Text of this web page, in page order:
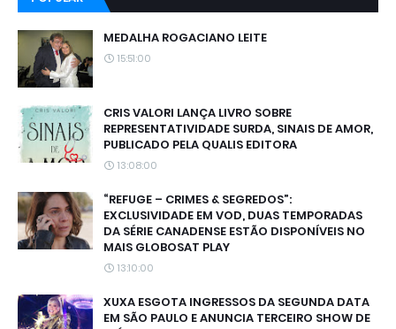
MEDALHA ROGACIANO LEITE
15:51:00
CRIS VALORI LANÇA LIVRO SOBRE
REPRESENTATIVIDADE SURDA, SINAIS DE AMOR,
PUBLICADO PELA QUALIS EDITORA
13:08:00
“REFUGE – CRIMES & SEGREDOS”:
EXCLUSIVIDADE EM VOD, DUAS TEMPORADAS
DA SÉRIE CANADENSE ESTÃO DISPONÍVEIS NO
MAIS GLOBOSAT PLAY
13:10:00
XUXA ESGOTA INGRESSOS DA SEGUNDA DATA
EM SÃO PAULO E ANUNCIA TERCEIRO SHOW DE